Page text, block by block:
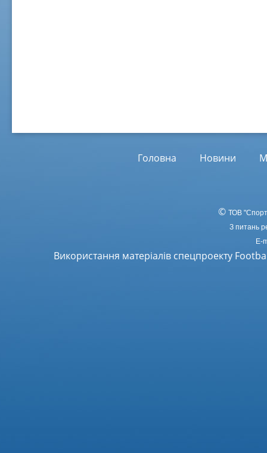
Головна Новини
© ТОВ
З питань
E-
Використання матеріалів спецпроекту